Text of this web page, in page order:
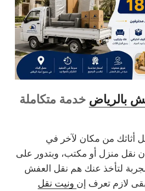
بالرياض خدمة متكاملة
أثاثك من مكان لآخر في
نقل منزل أو مكتب، وبتدور على
لتأخذ عنك هم نقل العفش
لازم تعرف إن ونيت نقل